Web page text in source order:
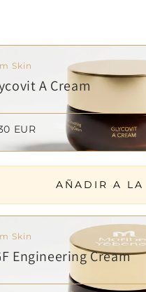
Skin
A Cream
EUR
AÑADIR A LA
Skin
Engineering Cream